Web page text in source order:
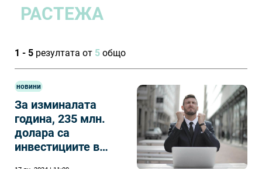
РАСТЕЖА
1 - 5 резултата от 5 общо
новини
За изминалата
година, 235 млн.
долара са
инвестициите в